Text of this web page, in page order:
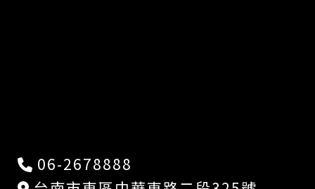
06-2678888